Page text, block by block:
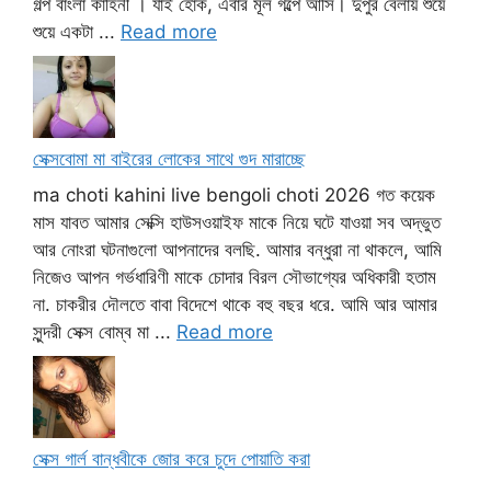
গল্প বাংলা কাহিনী । যাই হোক, এবার মূল গল্পে আসি। দুপুর বেলায় শুয়ে
শুয়ে একটা ... Read more
সেক্সবোমা মা বাইরের লোকের সাথে গুদ মারাচ্ছে
ma choti kahini live bengoli choti 2026 গত কয়েক
মাস যাবত আমার সেক্সি হাউসওয়াইফ মাকে নিয়ে ঘটে যাওয়া সব অদ্ভুত
আর নোংরা ঘটনাগুলো আপনাদের বলছি. আমার বন্ধুরা না থাকলে, আমি
নিজেও আপন গর্ভধারিণী মাকে চোদার বিরল সৌভাগ্যের অধিকারী হতাম
না. চাকরীর দৌলতে বাবা বিদেশে থাকে বহু বছর ধরে. আমি আর আমার
সুন্দরী সেক্স বোম্ব মা ... Read more
সেক্স গার্ল বান্ধবীকে জোর করে চুদে পোয়াতি করা